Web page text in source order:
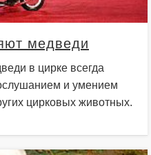
медведи
в цирке всегда
и умением
цирковых животных.